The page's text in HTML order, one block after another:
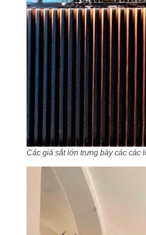
Các giá sắt lớn trưng bày các các